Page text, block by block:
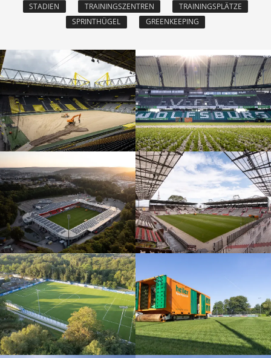
STADIEN TRAININGSZENTREN
TRAININGSPLÄTZE
SPRINTHÜGEL
GREENKEEPING